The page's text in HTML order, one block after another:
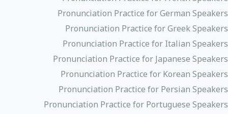
Pronunciation Practice for German Speakers
Pronunciation Practice for Greek Speakers
Pronunciation Practice for Italian Speakers
Pronunciation Practice for Japanese Speakers
Pronunciation Practice for Korean Speakers
Pronunciation Practice for Persian Speakers
Pronunciation Practice for Portuguese Speakers